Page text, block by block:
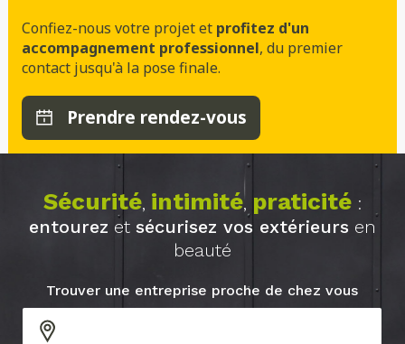
Confiez-nous votre projet et profitez d'un
accompagnement professionnel, du premier
contact jusqu'à la pose finale.
Prendre rendez-vous
Sécurité, intimité, praticité:
entourez et sécurisez vos extérieurs en
beauté
Trouver une entreprise proche de chez vous